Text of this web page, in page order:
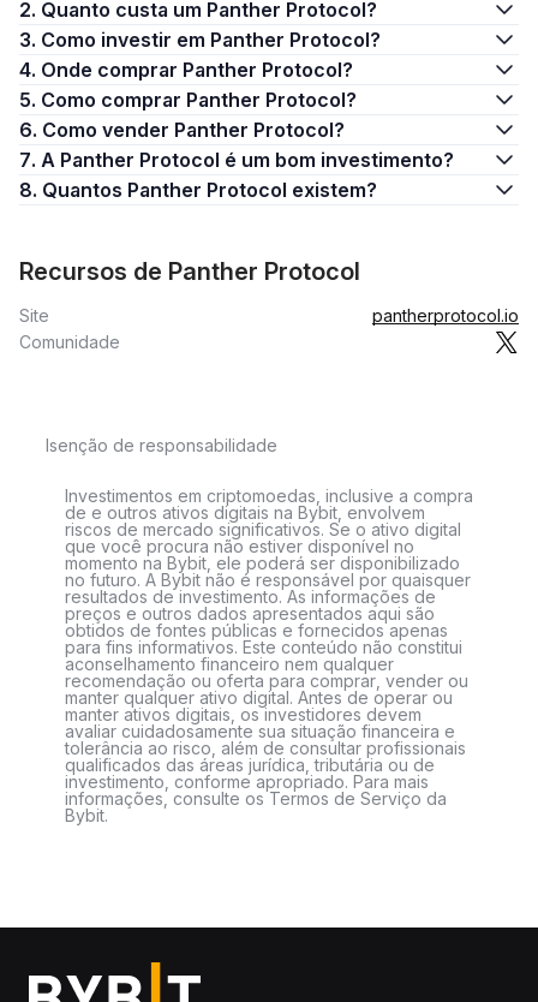
2. Quanto custa um Panther Protocol?
3. Como investir em Panther Protocol?
4. Onde comprar Panther Protocol?
5. Como comprar Panther Protocol?
6. Como vender Panther Protocol?
7. A Panther Protocol é um bom investimento?
8. Quantos Panther Protocol existem?
Recursos de Panther Protocol
Site
pantherprotocol.io
Comunidade
Isenção de responsabilidade
Investimentos em criptomoedas, inclusive a compra
de e outros ativos digitais na Bybit, envolvem
riscos de mercado significativos. Se o ativo digital
que você procura não estiver disponível no
momento na Bybit, ele poderá ser disponibilizado
no futuro. A Bybit não é responsável por quaisquer
resultados de investimento. As informações de
preços e outros dados apresentados aqui são
obtidos de fontes públicas e fornecidos apenas
para fins informativos. Este conteúdo não constitui
aconselhamento financeiro nem qualquer
recomendação ou oferta para comprar, vender ou
manter qualquer ativo digital. Antes de operar ou
manter ativos digitais, os investidores devem
avaliar cuidadosamente sua situação financeira e
tolerância ao risco, além de consultar profissionais
qualificados das áreas jurídica, tributária ou de
investimento, conforme apropriado. Para mais
informações, consulte os Termos de Serviço da
Bybit.